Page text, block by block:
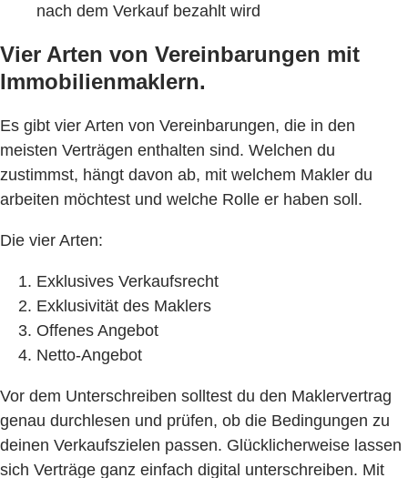
nach dem Verkauf bezahlt wird
Vier Arten von Vereinbarungen mit
Immobilienmaklern.
Es gibt vier Arten von Vereinbarungen, die in den
meisten Verträgen enthalten sind. Welchen du
zustimmst, hängt davon ab, mit welchem Makler du
arbeiten möchtest und welche Rolle er haben soll.
Die vier Arten:
Exklusives Verkaufsrecht
Exklusivität des Maklers
Offenes Angebot
Netto-Angebot
Vor dem Unterschreiben solltest du den Maklervertrag
genau durchlesen und prüfen, ob die Bedingungen zu
deinen Verkaufszielen passen. Glücklicherweise lassen
sich Verträge ganz einfach digital unterschreiben. Mit